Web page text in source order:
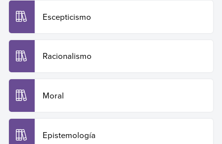
Escepticismo
Racionalismo
Moral
Epistemología